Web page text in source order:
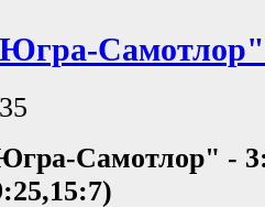
Самотлор" -